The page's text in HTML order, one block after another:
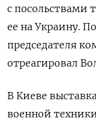
с посольствами
ее на Украину.
председателя
отреагировал
В Киеве
военной